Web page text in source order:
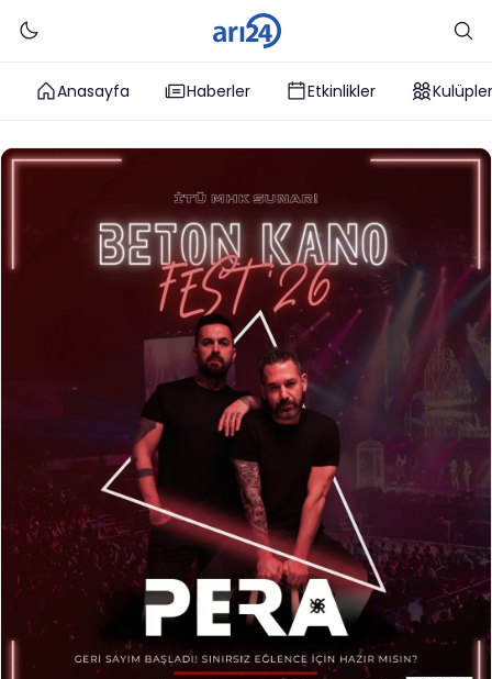
Anasayfa Haberler Etkinlikler Kulüpler